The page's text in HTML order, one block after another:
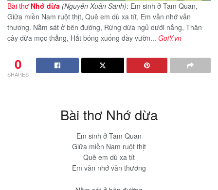
Bài thơ Nhớ dừa (Nguyễn Xuân Sanh): Em sinh ở Tam Quan,
Giữa miền Nam ruột thịt, Quê em dù xa tít, Em vẫn nhớ vẫn
thương. Nằm sát ở bên đường, Rừng dừa ngủ dưới nắng, Thân
cây dừa mọc thẳng, Hắt bóng xuống đầy vườn... GoiY.vn
0
SHARES
Bài thơ Nhớ dừa
Em sinh ở Tam Quan
Giữa miền Nam ruột thịt
Quê em dù xa tít
Em vẫn nhớ vẫn thương